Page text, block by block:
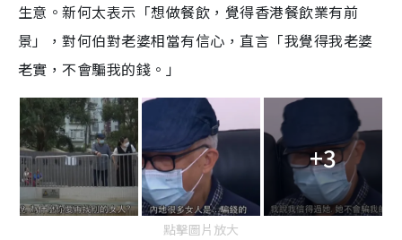
生意。新何太表示「想做餐飲，覺得香港餐飲業有前
景」，對何伯對老婆相當有信心，直言「我覺得我老婆
老實，不會騙我的錢。」
+3
點擊圖片放大